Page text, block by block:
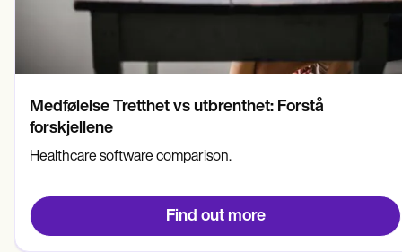
Medfølelse Tretthet vs utbrenthet: Forstå
forskjellene
Healthcare software comparison.
Find out more